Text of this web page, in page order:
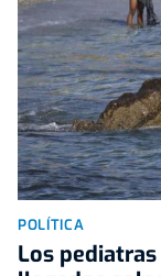
POLÍTICA
Los